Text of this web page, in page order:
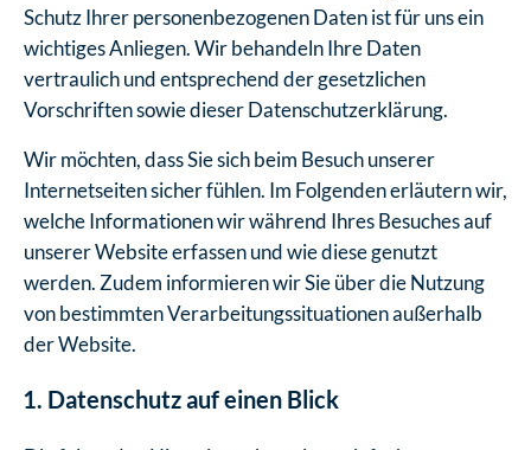
Schutz Ihrer personenbezogenen Daten ist für uns ein
wichtiges Anliegen. Wir behandeln Ihre Daten
vertraulich und entsprechend der gesetzlichen
Vorschriften sowie dieser Datenschutzerklärung.
Wir möchten, dass Sie sich beim Besuch unserer
Internetseiten sicher fühlen. Im Folgenden erläutern wir,
welche Informationen wir während Ihres Besuches auf
unserer Website erfassen und wie diese genutzt
werden. Zudem informieren wir Sie über die Nutzung
von bestimmten Verarbeitungssituationen außerhalb
der Website.
Datenschutz auf einen Blick